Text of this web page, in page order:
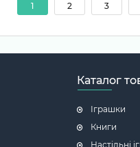
1 2 3
Каталог
Іграшки
Книги
Настільні